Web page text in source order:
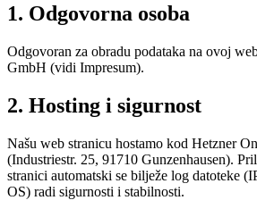
1. Odgovorna osoba
Odgovoran za obradu podataka na ovoj
GmbH (vidi Impresum).
2. Hosting i sigurnost
Našu web stranicu hostamo kod Hetzner
(Industriestr. 25, 91710 Gunzenhausen).
stranici automatski se bilježe log datoteke
OS) radi sigurnosti i stabilnosti.